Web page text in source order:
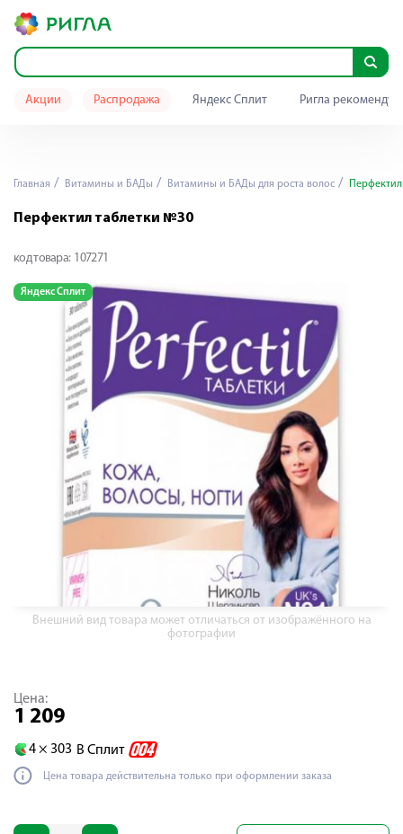
Акции Распродажа Яндекс Сплит Ригла
Главная Витамины и БАДы Витамины и БАДы для роста волос
Перфектил таблетки №30
код товара: 107271
Яндекс Сплит
Внешний вид товара может отличаться от изображённого на
фотографии
Цена:
1 209
4 × 303 В Сплит
Цена товара действительна только при оформлении заказа